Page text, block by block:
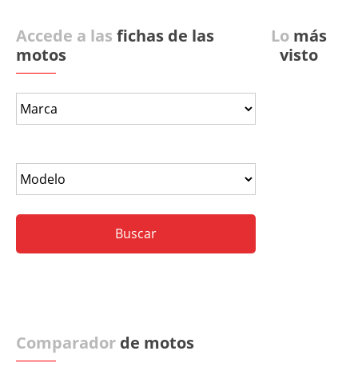
Accede a las fichas de las
motos
Comparador de motos
Lo más
visto